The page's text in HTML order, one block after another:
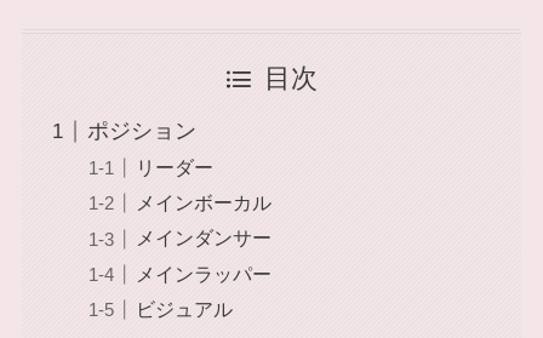
目次
ポジション
リーダー
メインボーカル
メインダンサー
メインラッパー
ビジュアル